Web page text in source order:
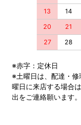
13 14
20 21
27 28
※赤字：定休日
※土曜日は、配達・
曜日に来店する場合
出をご連絡願います。